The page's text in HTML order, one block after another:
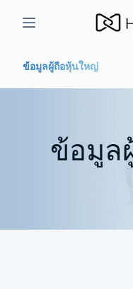
content
ข้อมูลผู้ถือหุ้นใหญ่
ข้อมูล